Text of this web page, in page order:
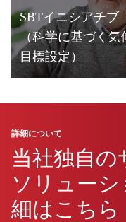
SBTイニシアチ
（科学に基づく気
目標設定）
詳細について
当社独自の
ソリュー
細はこちら